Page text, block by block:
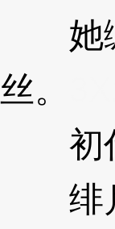
她缠
丝。
初代
绯月